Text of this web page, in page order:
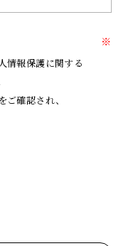
※
情報保護に関する
ご確認され、